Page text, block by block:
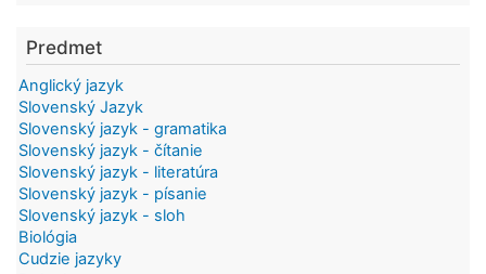
Predmet
Anglický jazyk
Slovenský Jazyk
Slovenský jazyk - gramatika
Slovenský jazyk - čítanie
Slovenský jazyk - literatúra
Slovenský jazyk - písanie
Slovenský jazyk - sloh
Biológia
Cudzie jazyky